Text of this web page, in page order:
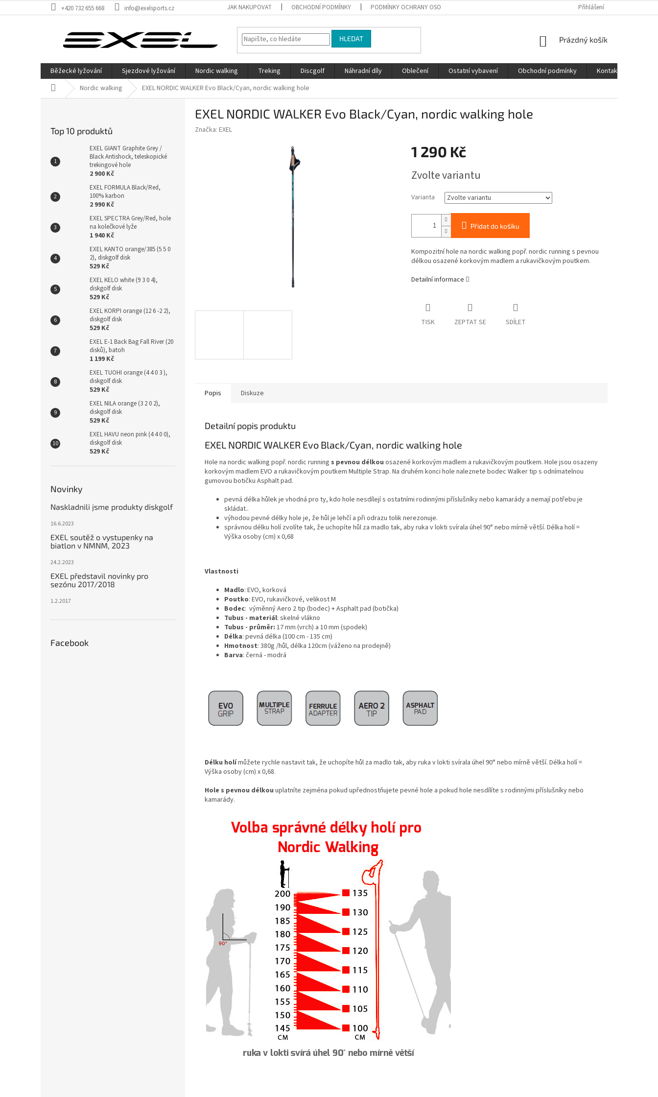
na
+420 732 655 668 info@exelsports.cz JAK NAKUPOVAT OBCHODNÍ PODMÍNKY PODMÍNKY OCHRANY OSOBNÍCH ÚDAJŮ Přihlášení
HLEDAT
NÁKUPNÍ
Prázdný košík
Běžecké lyžování Sjezdové lyžování Nordic walking Treking Discgolf Náhradní díly Oblečení Ostatní vybavení Obchodní podmínky
Kontakty
Domů Nordic walking EXEL NORDIC WALKER Evo Black/Cyan, nordic walking hole
Top 10 produktů
EXEL GIANT Graphite Grey /
Black Antishock, teleskopické
trekingové hole
2 900 Kč
EXEL FORMULA Black/Red,
100% karbon
2 990 Kč
EXEL SPECTRA Grey/Red, hole
na kolečkové lyže
1 940 Kč
EXEL KANTO orange/385 (5 5 0
2), diskgolf disk
529 Kč
EXEL KELO white (9 3 0 4),
diskgolf disk
529 Kč
EXEL KORPI orange (12 6 -2 2),
diskgolf disk
529 Kč
EXEL E-1 Back Bag Fall River (20
disků), batoh
1 199 Kč
EXEL TUOHI orange (4 4 0 3 ),
diskgolf disk
529 Kč
EXEL NILA orange (3 2 0 2),
diskgolf disk
529 Kč
EXEL HAVU neon pink (4 4 0 0),
diskgolf disk
529 Kč
Novinky
Naskladnili jsme produkty diskgolf
16.6.2023
EXEL soutěž o vystupenky na
biatlon v NMNM, 2023
24.2.2023
EXEL představil novinky pro
sezónu 2017/2018
1.2.2017
Facebook
EXEL NORDIC WALKER Evo Black/Cyan, nordic walking hole
Značka: EXEL
1 290 Kč
cena:
Zvolte variantu
Varianta
Přidat do košíku
Kompozitní hole na nordic walking popř. nordic running s pevnou
délkou osazené korkovým madlem a rukavičkovým poutkem.
Detailní informace
TISK ZEPTAT SE SDÍLET
Popis Diskuze
Detailní popis produktu
EXEL NORDIC WALKER Evo Black/Cyan, nordic walking hole
Hole na nordic walking popř. nordic running s pevnou délkou osazené korkovým madlem a rukavičkovým poutkem. Hole jsou osazeny
korkovým madlem EVO a rukavičkovým poutkem Multiple Strap. Na druhém konci hole naleznete bodec Walker tip s odnímatelnou
gumovou botičku Asphalt pad.
pevná délka hůlek je vhodná pro ty, kdo hole nesdílejí s ostatními rodinnými příslušníky nebo kamarády a nemají potřebu je
skládat..
výhodou pevné délky hole je, že hůl je lehčí a při odrazu tolik nerezonuje.
správnou délku holí zvolíte tak, že uchopíte hůl za madlo tak, aby ruka v lokti svírala úhel 90° nebo mírně větší. Délka holí =
Výška osoby (cm) x 0,68
Vlastnosti
Madlo: EVO, korková
Poutko: EVO, rukavičkové, velikost M
Bodec: výměnný Aero 2 tip (bodec) + Asphalt pad (botička)
Tubus - materiál: skelné vlákno
Tubus - průměr: 17 mm (vrch) a 10 mm (spodek)
Délka: pevná délka (100 cm - 135 cm)
Hmotnost: 380g /hůl, délka 120cm (váženo na prodejně)
Barva: černá - modrá
Délku holímůžete rychle nastavit tak, že uchopíte hůl za madlo tak, aby ruka v lokti svírala úhel 90° nebo mírně větší. Délka holí =
Výška osoby (cm) x 0,68.
Hole s pevnou délkou uplatníte zejména pokud upřednostňujete pevné hole a pokud hole nesdílíte s rodinnými příslušníky nebo
kamarády.